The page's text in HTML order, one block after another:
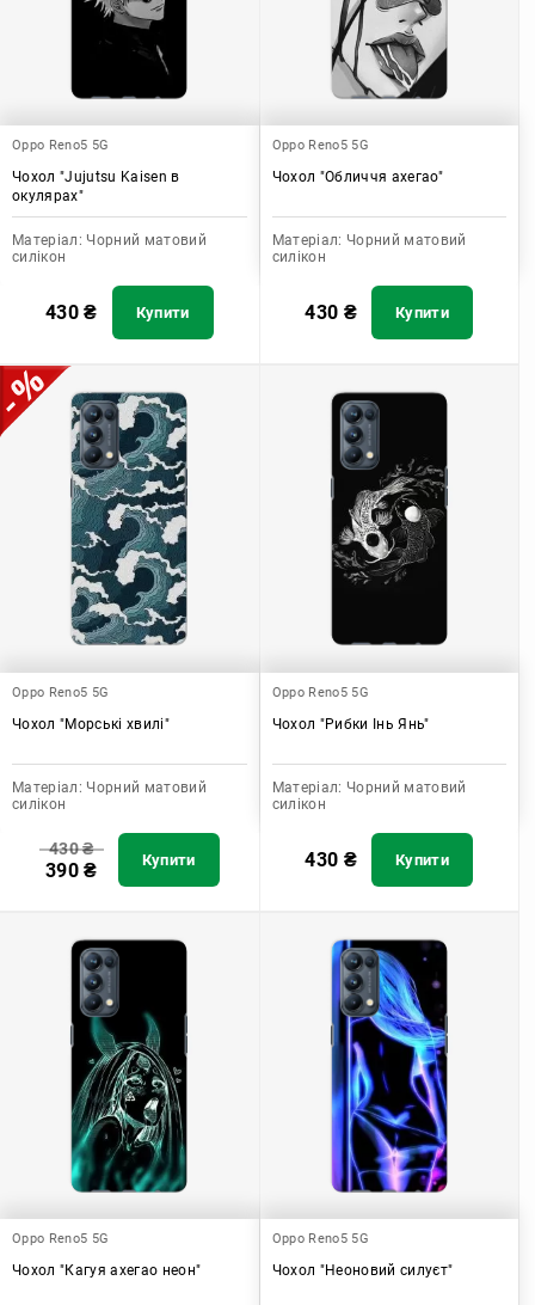
Oppo Reno5 5G
Чохол "Jujutsu Kaisen в
окулярах"
Матеріал: Чорний матовий
силікон
430₴ Купити
Oppo Reno5 5G
Чохол "Обличчя ахегао"
Матеріал: Чорний матовий
силікон
430 ₴ Купити
Oppo Reno5 5G
Чохол "Морські хвилі"
Матеріал: Чорний матовий
силікон
430₴
390₴ Купити
Oppo Reno5 5G
Чохол "Рибки Інь Янь"
Матеріал: Чорний матовий
силікон
430 ₴ Купити
Oppo Reno5 5G
Чохол "Кагуя ахегао неон"
Oppo Reno5 5G
Чохол "Неоновий силуєт"